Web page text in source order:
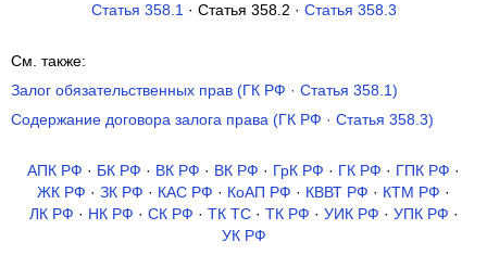
Статья 358.1 · Статья 358.2 · Статья 358.3
См. также:
Залог обязательственных прав (ГК РФ · Статья 358.1)
Содержание договора залога права (ГК РФ · Статья 358.3)
АПК РФ · БК РФ · ВК РФ · ВК РФ · ГрК РФ · ГК РФ · ГПК РФ ·
ЖК РФ · ЗК РФ · КАС РФ · КоАП РФ · КВВТ РФ · КТМ РФ ·
ЛК РФ · НК РФ · СК РФ · ТК TC· ТК РФ · УИК РФ · УПК РФ ·
УК РФ